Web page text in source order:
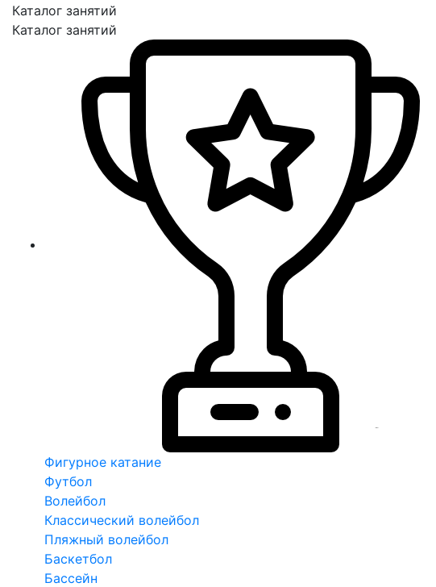
Каталог занятий
Каталог занятий
Фигурное катание
Футбол
Волейбол
Классический волейбол
Пляжный волейбол
Баскетбол
Бассейн